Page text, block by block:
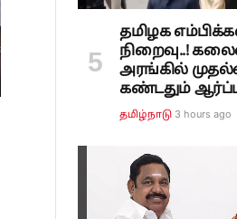
தமிழக
நிறைவு..!
அரங்கில்
கண்டதும்
தமிழ்நாடு 3 hours ago